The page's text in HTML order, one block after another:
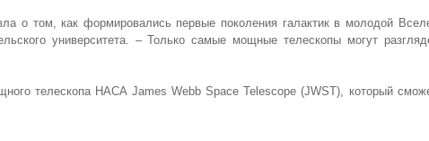
о том, как формировались первые поколения галактик в молодой
университета. – Только самые мощные телескопы могут
телескопа НАСА James Webb Space Telescope (JWST), который